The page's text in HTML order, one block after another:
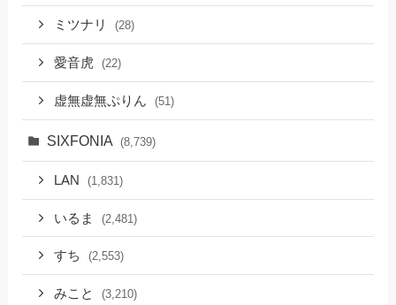
ミツナリ (28)
愛音虎 (22)
虚無虚無ぷりん (51)
SIXFONIA (8,739)
LAN (1,831)
いるま (2,481)
すち (2,553)
みこと (3,210)